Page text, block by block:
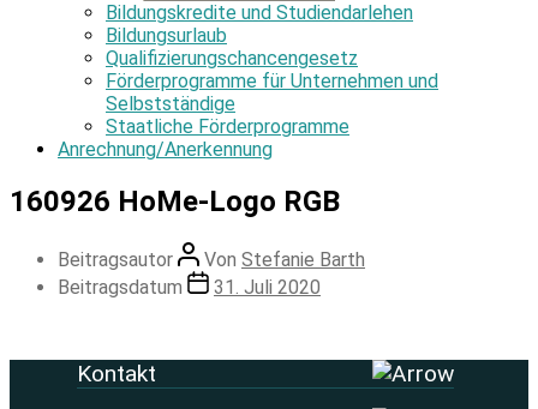
Bildungskredite und Studiendarlehen
Bildungsurlaub
Qualifizierungschancengesetz
Förderprogramme für Unternehmen und
Selbstständige
Staatliche Förderprogramme
Anrechnung/Anerkennung
160926 HoMe-Logo RGB
Beitragsautor Von Stefanie Barth
Beitragsdatum
31. Juli 2020
Kontakt